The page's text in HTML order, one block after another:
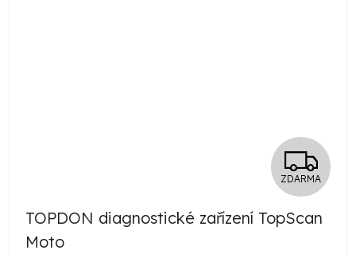
Z
D
A
ZDARMA
TOPDON diagnostické zařízení TopScan
Moto